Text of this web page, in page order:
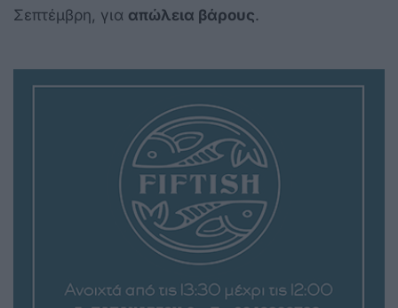
Σεπτέμβρη, για απώλεια βάρους.